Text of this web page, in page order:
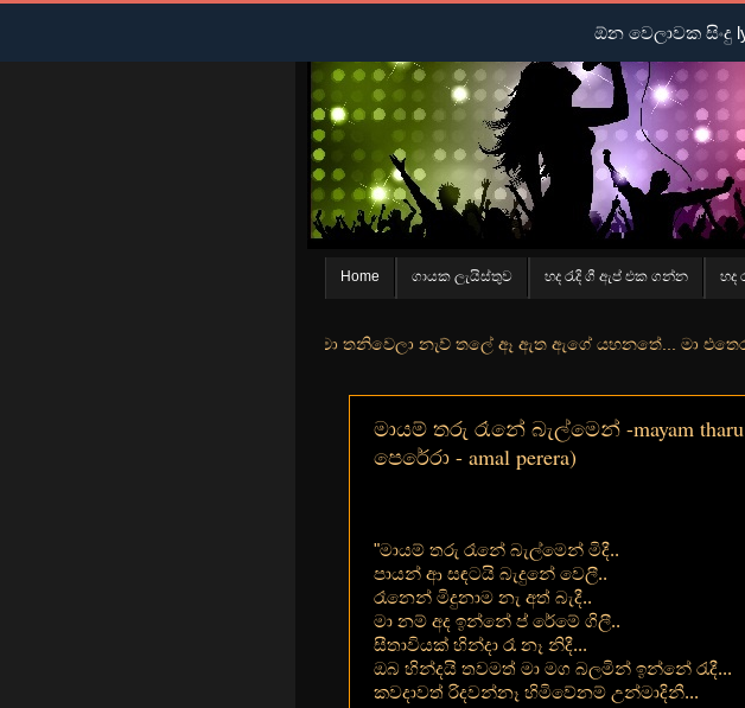
Home ගායක ලැයිස්තුව හද රැදි ගී ඇප් එක ගන්න හද
මුහුදු තීරේ ගල් මල් පිපුන යායේ මා තනිවෙලා නැව් තලේ ඈ ඇත ඇගේ යහනතේ... මා එතෙර ආ දා ඈ
මායම් තරු රෑනේ බැල්මෙන් -mayam
පෙරේරා - amal perera)
"මායම් තරු රෑනේ බැල්මෙන් මිදී..
පායන් ආ සඳටයි බැදුනේ වෙලී..
රෑනෙන් මිදුනාම නැ අත් බැදී..
මා නම් අද ඉන්නේ ප් රේමේ ගිලී..
සීතාවියක් හින්දා රෑ නෑ නිදී...
ඔබ හින්දයි තවමත් මා මග බලමින් ඉන්නේ රැදී...
කවදාවත් රිදවන්නෑ හිමිවේනම් උන්මාදිනී...
ඕන වෙලාවක සිංදු